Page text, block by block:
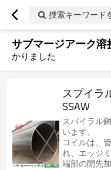
捜索キーワード
サブマージアーク溶
かりました
スプイラ
SSAW
スパイラル
います。
コイルは、
れ、エッジ
端部の開先